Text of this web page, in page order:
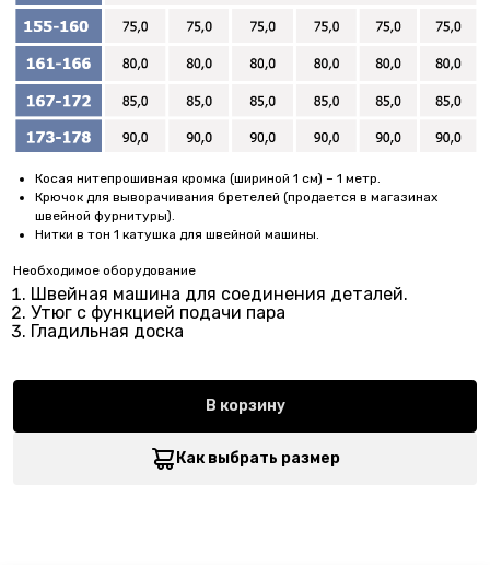
Косая нитепрошивная кромка (шириной 1 см) – 1 метр.
Крючок для выворачивания бретелей (продается в магазинах
швейной фурнитуры).
Нитки в тон 1 катушка для швейной машины.
Необходимое оборудование
Швейная машина для соединения деталей.
Утюг с функцией подачи пара
Гладильная доска
В корзину
Как выбрать размер